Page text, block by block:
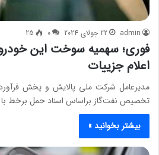
admin 22 جولای 2024 0
25
فوری؛ سهمیه سوخت این
اعلام جزییات
مدیرعامل شرکت ملی پالایش و پخش
تخصیص نفت‌گاز براساس اسناد حمل برخط
بیشتر بخوانید »